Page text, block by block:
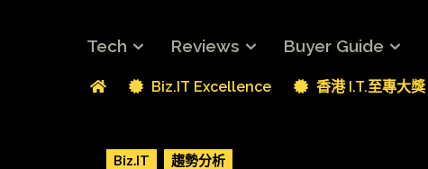
Tech Reviews Buyer Guide
Biz.IT Excellence 香港 I.T.至專大獎
Biz.IT 趨勢分析